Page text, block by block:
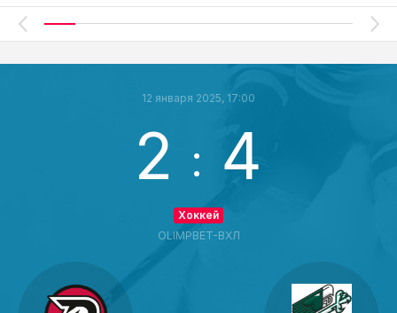
12 января 2025, 17:00
2 : 4
Хоккей
OLIMPBET-ВХЛ